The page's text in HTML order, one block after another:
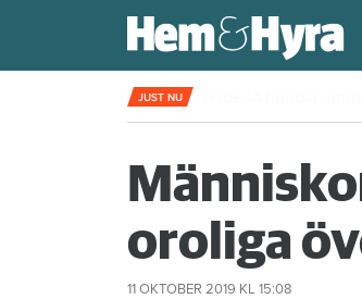
JUST NU
oroliga
11 OKTOBER 2019 KL 15:08